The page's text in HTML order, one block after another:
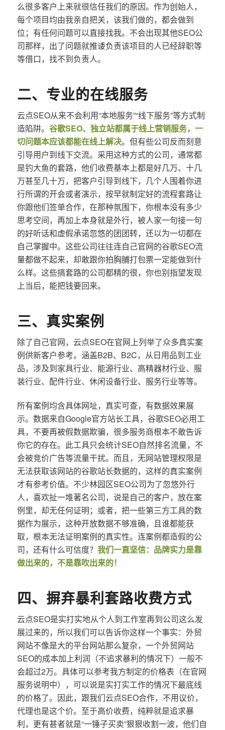
么很多客户上来就很信任我们的原因。作为创始人，
每个项目均由我亲自把关，该我们做的，都会做到
位；有任何问题可以直接找我。不会出现其他SEO公
司那样，出了问题就推诿负责该项目的人已经辞职等
等借口，找不到负责人。
二、专业的在线服务
云点SEO从来不会利用“本地服务”“线下服务”等方式制
造陷阱。 谷歌SEO、独立站都属于线上营销服务，一
切问题本应该都能在线上解决。但有些公司反而刻意
引导用户到线下交流。采用这种方式的公司，通常都
是钓大鱼的套路，他们收费基本上都是好几万、十几
万甚至几十万，把客户引导到线下，几个人围着你进
行所谓的开会或者演示，按早就制定好的流程套路让
你跟他们签单合作，在那种氛围下，你根本没有多少
思考空间，再加上本身就是外行，被人家一句接一句
的好听话和虚假承诺忽悠的团团转，还以为一切都在
自己掌握中。这些公司往往连自己官网的谷歌SEO流
量都做不起来，却敢跟你拍胸脯打包票一定能做到什
么样。这些搞套路的公司都精的很，你也别指望发现
上当后，能把钱要回来。
三、真实案例
除了自己官网，云点SEO在官网上列举了众多真实案
例供新客户参考。涵盖B2B、B2C，从日用品到工业
品，涉及到家具行业、能源行业、高精器材行业、服
装行业、配件行业、休闲设备行业、服务行业等等。
所有案例均含具体网址，真实可查，有数据效果展
示。数据来自Google官方站长工具，谷歌SEO必用工
具，不要再被假数据欺骗，很多服务商根本不敢告诉
你它的存在。此工具只会统计SEO自然排名流量，不
会被竞价广告等流量干扰。而且，无网站管理权限是
无法获取该网站的谷歌站长数据的，这样的真实案例
才有参考价值。不少林园区SEO公司为了忽悠外行
人，喜欢扯一堆著名公司，说是自己的客户，放在案
例里，却无任何证明；或者，把一些第三方工具的数
据作为展示，这种开放数据不够准确，且谁都能获
取，根本无法证明案例的真实性。连案例都造假的公
司，还有什么可信度？ 我们一直坚信：品牌实力是靠
做出来的，不是靠吹出来的！
四、摒弃暴利套路收费方式
云点SEO是实打实地从个人到工作室再到公司这么发
展过来的，所以我们可以告诉你这样一个事实：外贸
网站不像是大的平台网站那么复杂，一个外贸网站
SEO的成本加上利润（不追求暴利的情况下）一般不
会超过2万。具体可以参考我方制定的价格表（在官网
服务说明中），可以说是实打实工作的情况下最底线
的价格了。因此，跟我们云点SEO合作，不用议价，
代理也是这个价。至于高价收费，纯粹就是追求暴
利，更有甚者就是“一锤子买卖”狠狠收割一波，他们自